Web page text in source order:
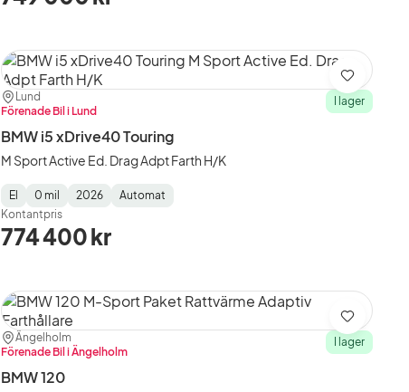
Plats:
Lund
Återförsäljare:
Förenade Bil i Lund
I lager
BMW i5 xDrive40 Touring
M Sport Active Ed. Drag Adpt Farth H/K
Fuel
Type:
El
Mätarställning:
0 mil
Model
Year:
2026
Gearbox
Type:
Automat
Kontantpris
774 400 kr
Spara
Plats:
Ängelholm
Återförsäljare:
Förenade Bil i Ängelholm
I lager
BMW 120
Spara